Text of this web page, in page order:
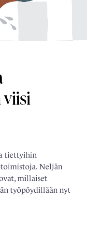
tiettyihin
Neljän
millaiset
työpöydillään nyt